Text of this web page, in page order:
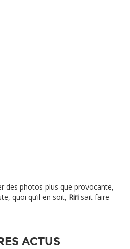
des photos plus que provocante,
quoi qu’il en soit, Riri sait faire
ACTUS